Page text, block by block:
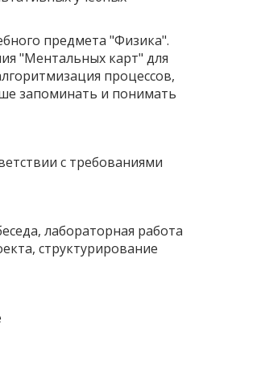
предмета "Физика".
"Ментальных карт" для
процессов,
запоминать и понимать
с требованиями
лабораторная работа
структурирование